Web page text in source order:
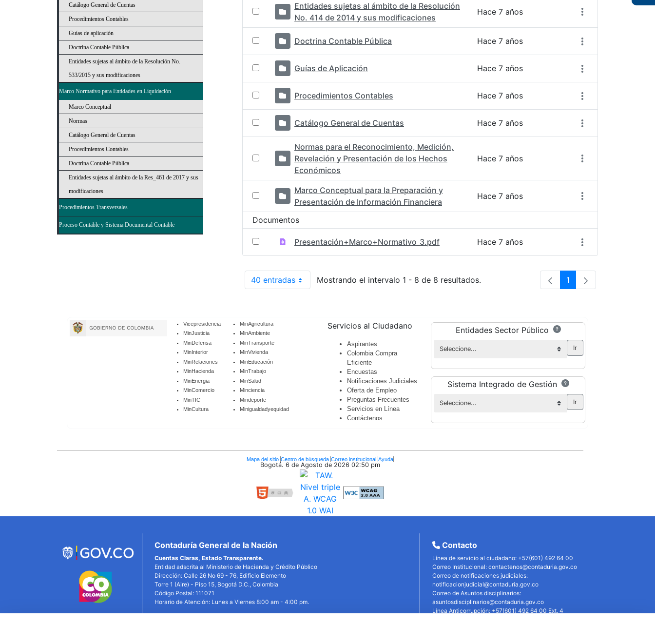
Catálogo General de Cuentas
Procedimientos Contables
Guías de aplicación
Doctrina Contable Pública
Entidades sujetas al ámbito de la Resolución No.
533/2015 y sus modificaciones
Marco Normativo para Entidades en Liquidación
Marco Conceptual
Normas
Catálogo General de Cuentas
Procedimientos Contables
Doctrina Contable Pública
Entidades sujetas al ámbito de la Res_461 de 2017 y sus
modificaciones
Procedimientos Transversales
Proceso Contable y Sistema Documental Contable
Entidades sujetas al ámbito de la Resolución
No. 414 de 2014 y sus modificaciones
Hace 7 años
Doctrina Contable Pública Hace 7 años
Guías de Aplicación Hace 7 años
Procedimientos Contables Hace 7 años
Catálogo General de Cuentas Hace 7 años
Normas para el Reconocimiento, Medición,
Revelación y Presentación de los Hechos
Económicos
Hace 7 años
Marco Conceptual para la Preparación y
Presentación de Información Financiera
Hace 7 años
Documentos
Presentación+Marco+Normativo_3.pdf Hace 7 años
40 entradasPor páginaMostrando el intervalo 1 - 8 de 8 resultados. Página
1
Vicepresidencia
MinJusticia
MinDefensa
MinInterior
MinRelaciones
MinHacienda
MinEnergia
MinComercio
MinTIC
MinCultura
MinAgricultura
MinAmbiente
MinTransporte
MinVivienda
MinEducación
MinTrabajo
MinSalud
Minciencia
Mindeporte
Minigualdadyequidad
Servicios al Ciudadano
Aspirantes
Colombia Compra
Eficiente
Encuestas
Notificaciones Judiciales
Oferta de Empleo
Preguntas Frecuentes
Servicios en Línea
Contáctenos
Entidades Sector Público
Sistema Integrado de Gestión
Mapa del sitio Centro de búsqueda Correo institucional Ayuda
Bogotá. 6 de Agosto de 2026 02:50 pm
Contaduría General de la Nación
Cuentas Claras, Estado Transparente.
Entidad adscrita al Ministerio de Hacienda y Crédito Público
Dirección: Calle 26 No 69 - 76, Edificio Elemento
Torre 1 (Aire) - Piso 15, Bogotá D.C., Colombia
Código Postal: 111071
Horario de Atención: Lunes a Viernes 8:00 am - 4:00 pm.
Contacto
Línea de servicio al ciudadano: +57(601) 492 64 00
Correo Institucional: contactenos@contaduria.gov.co
Correo de notificaciones judiciales:
notificacionjudicial@contaduria.gov.co
Correo de Asuntos disciplinarios:
asuntosdisciplinarios@contaduria.gov.co
Línea Anticorrupción: +57(601) 492 64 00 Ext. 4